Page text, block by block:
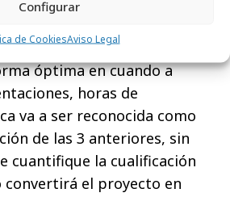
Configurar
de CookiesAviso Legal
pieza producida, si no es
óptima en cuando a
horas de
va a ser reconocida como
de las 3 anteriores, sin
cuantifique la cualificación
convertirá el proyecto en